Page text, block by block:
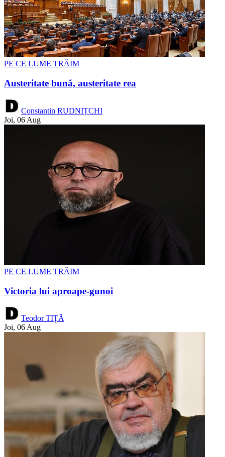
PE CE LUME TRĂIM
Austeritate bună, austeritate rea
Constantin RUDNIȚCHI
Joi, 06 Aug
PE CE LUME TRĂIM
Victoria lui aproape-gunoi
Teodor TIȚĂ
Joi, 06 Aug